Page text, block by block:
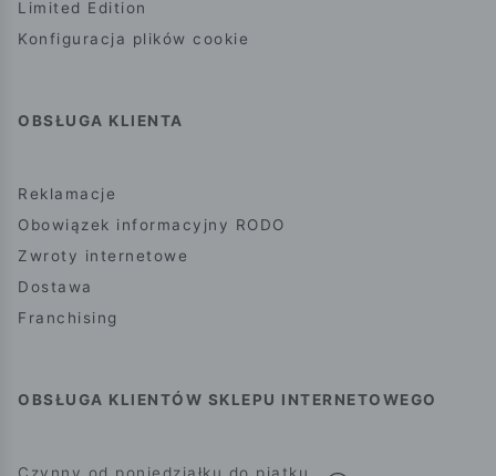
Limited Edition
Konfiguracja plików cookie
OBSŁUGA KLIENTA
Reklamacje
Obowiązek informacyjny RODO
Zwroty internetowe
Dostawa
Franchising
OBSŁUGA KLIENTÓW SKLEPU INTERNETOWEGO